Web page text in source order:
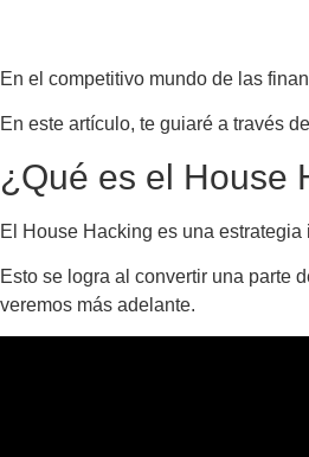
En el competitivo mundo de las
En este artículo, te guiaré a través
¿Qué es el House
El House Hacking es una
Esto se logra al convertir una parte
veremos más adelante.